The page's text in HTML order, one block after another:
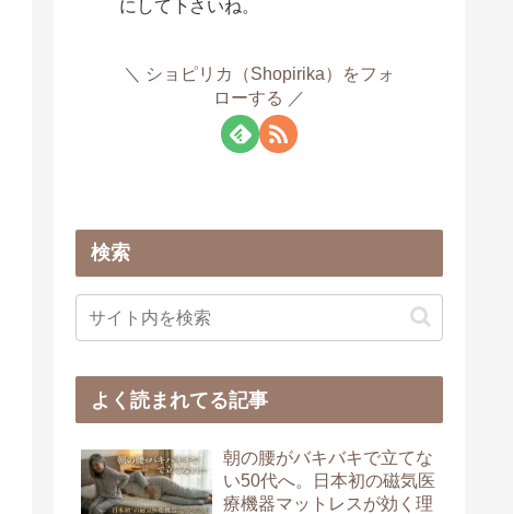
にして下さいね。
ショピリカ（Shopirika）をフォ
ローする
検索
よく読まれてる記事
朝の腰がバキバキで立てな
い50代へ。日本初の磁気医
療機器マットレスが効く理